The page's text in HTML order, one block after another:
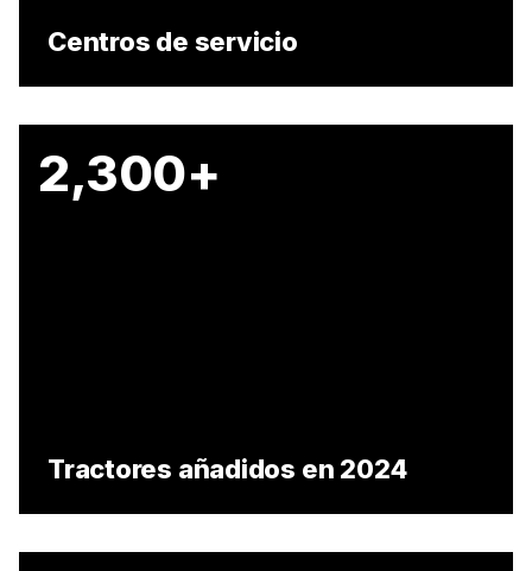
Centros de servicio
2,300+
Tractores añadidos en 2024